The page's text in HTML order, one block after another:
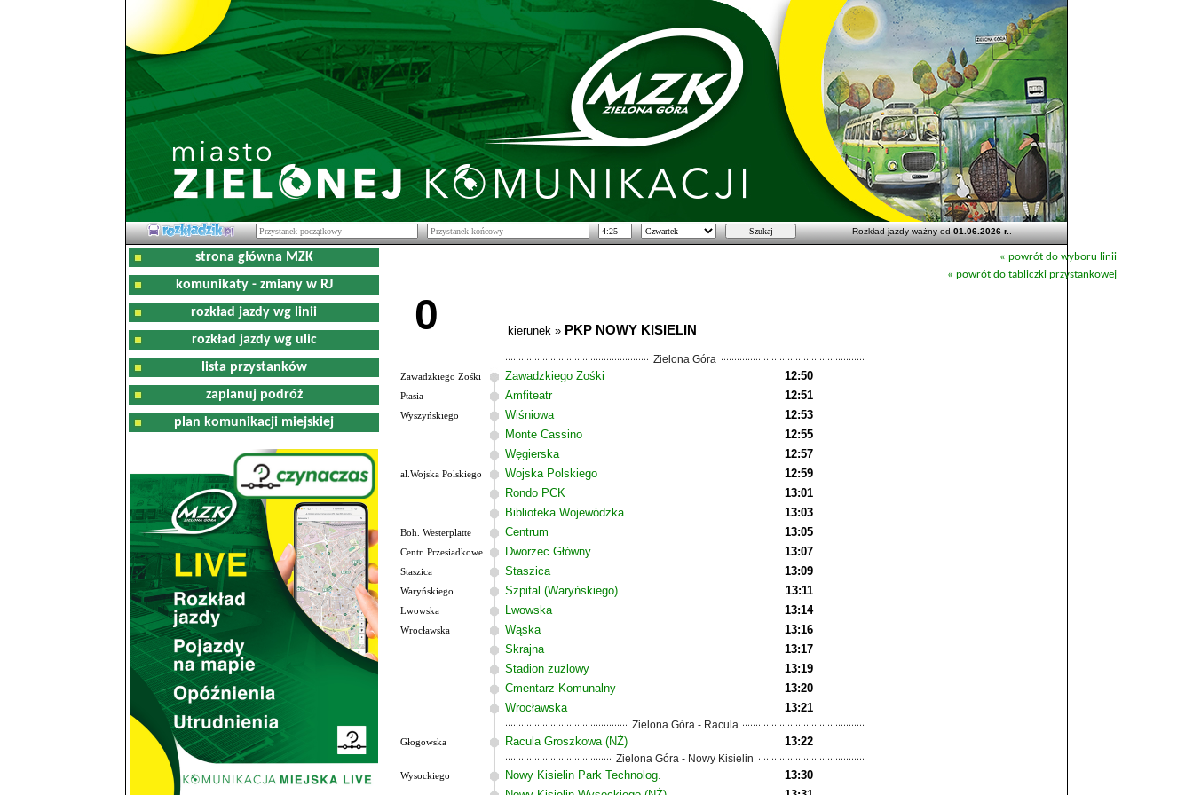
Rozkład jazdy ważny od01.06.2026 r..
strona główna MZK
komunikaty - zmiany w RJ
rozkład jazdy wg linii
rozkład jazdy wg ulic
lista przystanków
zaplanuj podróż
plan komunikacji miejskiej
« powrót do wyboru linii
« powrót do tabliczki przystankowej
0 kierunek » PKP NOWY KISIELIN
Zielona Góra
Zawadzkiego Zośki Zawadzkiego Zośki 12:50
Ptasia Amfiteatr 12:51
Wyszyńskiego Wiśniowa
12:53
Monte Cassino
12:55
Węgierska
12:57
al.Wojska Polskiego Wojska Polskiego
12:59
Rondo PCK
13:01
Biblioteka Wojewódzka
13:03
Boh. Westerplatte Centrum 13:05
Centr. Przesiadkowe Dworzec Główny 13:07
Staszica Staszica 13:09
Waryńskiego Szpital (Waryńskiego) 13:11
Lwowska Lwowska 13:14
Wrocławska Wąska
13:16
Skrajna
13:17
Stadion żużlowy
13:19
Cmentarz Komunalny
13:20
Wrocławska
13:21
Zielona Góra - Racula
Głogowska Racula Groszkowa (NŻ) 13:22
Zielona Góra - Nowy Kisielin
Wysockiego Nowy Kisielin Park Technolog.
13:30